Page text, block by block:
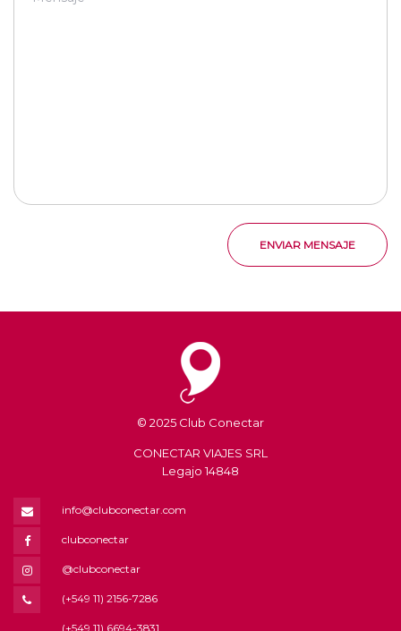
ENVIAR MENSAJE
© 2025 Club Conectar
CONECTAR VIAJES SRL
Legajo 14848
info@clubconectar.com
clubconectar
@clubconectar
(+549 11) 2156-7286
(+549 11) 6694-3831